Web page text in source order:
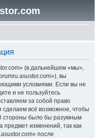
(в дальнейшем «мы»,
вы
условиями. Если вы не
и не пользуйтесь
за собой право
сделаем всё возможное, чтобы
стороны было бы разумным
предмет изменений, так как
после